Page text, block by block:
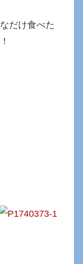
だけ食べた